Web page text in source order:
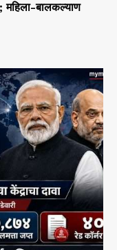
महिला-बालकल्याण